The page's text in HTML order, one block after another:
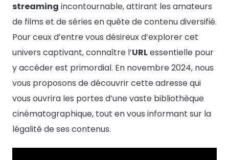
streaming incontournable, attirant les amateurs
de films et de séries en quête de contenu diversifié.
Pour ceux d’entre vous désireux d’explorer cet
univers captivant, connaître l’URLessentielle pour
y accéder est primordial. En novembre 2024, nous
vous proposons de découvrir cette adresse qui
vous ouvrira les portes d’une vaste bibliothèque
cinématographique, tout en vous informant sur la
légalité de ses contenus.